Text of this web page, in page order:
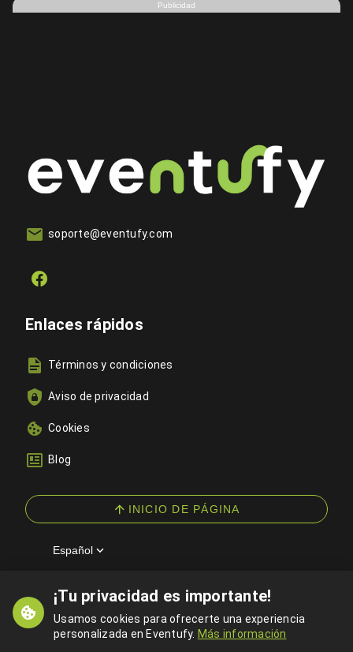
¡Tu privacidad es importante!
Usamos cookies para ofrecerte una experiencia
personalizada en Eventufy. Más información
Publicidad
soporte@eventufy.com
Enlaces rápidos
Términos y condiciones
Aviso de privacidad
Cookies
Blog
INICIO DE PÁGINA
Español